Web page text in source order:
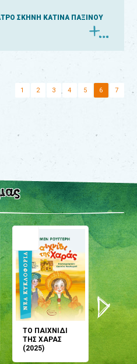
ΣΚΗΝΗ ΚΑΤΙΝΑ ΠΑΞΙΝΟΥ
1 2 3 4 5 6 7
ΤΟ ΠΑΙΧΝΙΔΙ
ΤΗΣ ΧΑΡΑΣ
(2025)
μου;